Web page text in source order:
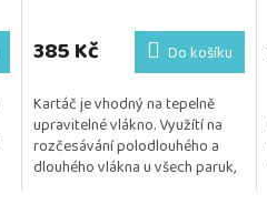
385 Kč Do košíku
Kartáč je vhodný na tepelně
upravitelné vlákno. Využítí na
rozčesávání polodlouhého a
dlouhého vlákna u všech paruk,